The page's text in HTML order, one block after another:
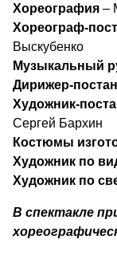
Хореография –
Хореограф-
Выскубенко
Музыкальный
Дирижер-
Художник-
Сергей Бархин
Костюмы
Художник по
Художник по
В спектакле